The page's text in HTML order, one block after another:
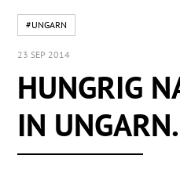
#UNGARN
23 SEP 2014
HUNGRIG
IN UNGARN.